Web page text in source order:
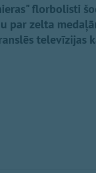
florbolisti
par zelta
televīzijas